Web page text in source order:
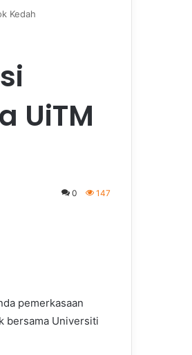
Kedah
UiTM
0 147
pemerkasaan
bersama Universiti